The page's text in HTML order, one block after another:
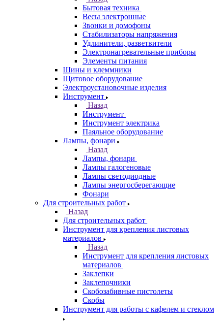
Бытовая техника
Весы электронные
Звонки и домофоны
Стабилизаторы напряжения
Удлинители, разветвители
Электронагревательные приборы
Элементы питания
Шины и клеммники
Щитовое оборудование
Электроустановочные изделия
Инструмент
Назад
Инструмент
Инструмент электрика
Паяльное оборудование
Лампы, фонари
Назад
Лампы, фонари
Лампы галогеновые
Лампы светодиодные
Лампы энергосберегающие
Фонари
Для строительных работ
Назад
Для строительных работ
Инструмент для крепления листовых
материалов
Назад
Инструмент для крепления листовых
материалов
Заклепки
Заклепочники
Скобозабивные пистолеты
Скобы
Инструмент для работы с кафелем и стеклом